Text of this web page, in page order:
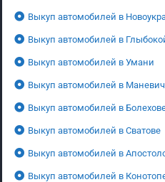
Выкуп автомобилей в
Выкуп автомобилей в
Выкуп автомобилей в Умани
Выкуп автомобилей в
Выкуп автомобилей в
Выкуп автомобилей в Сватове
Выкуп автомобилей в
Выкуп автомобилей в